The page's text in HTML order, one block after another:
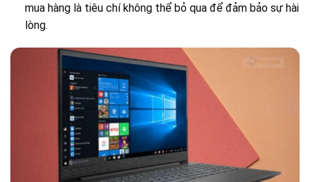
mua hàng là tiêu chí không thể bỏ qua để đảm bảo sự hài
lòng.